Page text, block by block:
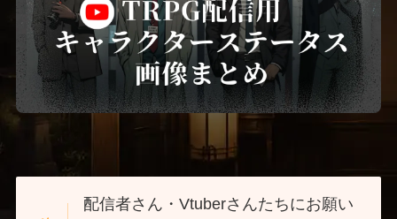
配信者さん・Vtuberさんたちにお願い